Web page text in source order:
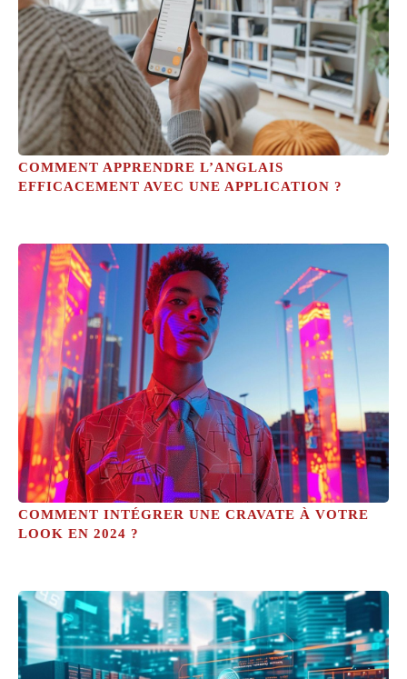
COMMENT APPRENDRE L’ANGLAIS
EFFICACEMENT AVEC UNE APPLICATION ?
COMMENT INTÉGRER UNE CRAVATE À VOTRE
LOOK EN 2024 ?